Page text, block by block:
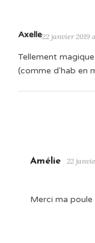
Axelle22 janvier 2019
Tellement
(comme d'hab en
Amélie 22
Merci ma poule